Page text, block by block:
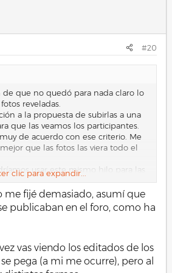
#20
de que no quedó para nada claro lo
reveladas.
a la propuesta de subirlas a una
que las veamos los participantes.
de acuerdo con ese criterio. Me
que las fotos las viera todo el
usar este mismo hilo para las
sus correspondientes comentarios.
clic para expandir...
me fijé demasiado, asumí que
publicaban en el foro, como ha
vas viendo los editados de los
pega (a mi me ocurre), pero al